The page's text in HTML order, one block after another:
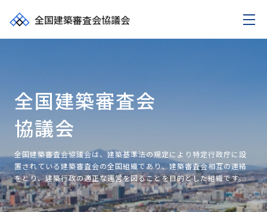
全国建築審査会協議会
全国建築審査会
協議会
全国建築審査会協議会は、建築基準法の規定により特定行政庁に設
置されている建築審査会の全国組織であり、建築審査会相互の連絡
をとり、建築行政の適正な運営を図ることを目的とした組織です。